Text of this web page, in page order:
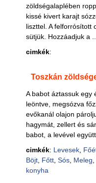
zöldségalaplében
kissé kivert karajt
liszttel. A felforrósított
sütjük. Hozzáadjuk a ...
cimkék:
Toszkán
A babot áztassuk egy
leöntve, megsózva
evőkanál olajon
hagymát, zellert és
babot, a levével
cimkék: Levesek,
Böjt, Főtt, Sós, Meleg
konyha